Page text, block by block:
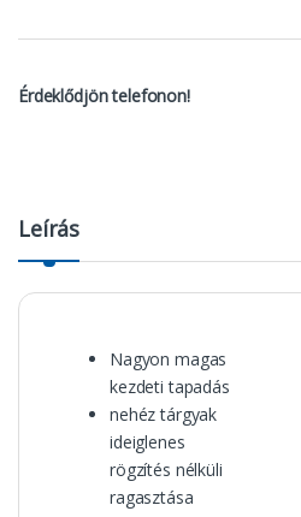
Érdeklődjön telefonon!
Leírás
Nagyon magas
kezdeti tapadás
nehéz tárgyak
ideiglenes
rögzítés nélküli
ragasztása